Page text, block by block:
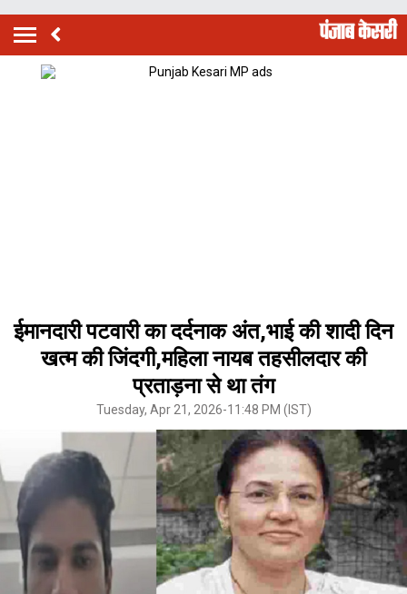
ईमानदारी पटवारी का दर्दनाक अंत,भाई की शादी दिन
खत्म की जिंदगी,महिला नायब तहसीलदार की
प्रताड़ना से था तंग
Tuesday, Apr 21, 2026-11:48 PM (IST)